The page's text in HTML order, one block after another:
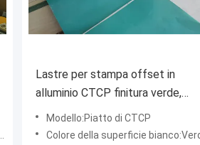
Lastre per stampa offset in
alluminio CTCP finitura verde,
dimensioni minime 400x300mm
Modello:Piatto di CTCP
Colore della superficie